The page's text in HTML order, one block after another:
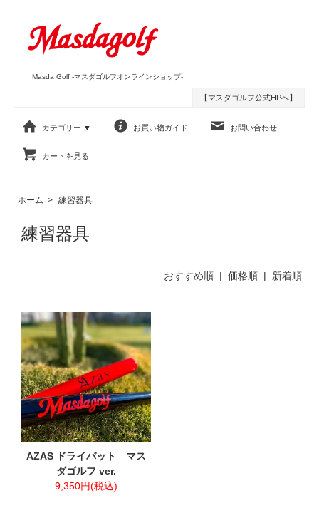
Masda Golf -マスダゴルフオンラインショップ-
カテゴリー ▼ お買い物ガイド お問い合わせ
カートを見る
【マスダゴルフ公式HPへ】
ホーム > 練習器具
練習器具
おすすめ順| 価格順 | 新着順
AZAS ドライバット マス
ダゴルフ ver.
9,350円(税込)